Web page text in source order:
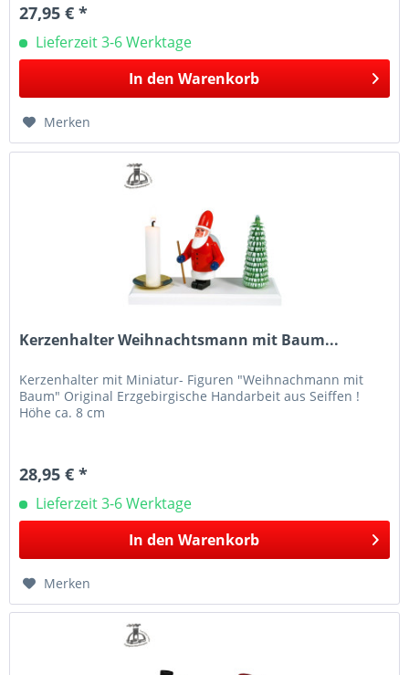
27,95 € *
Lieferzeit 3-6 Werktage
In den Warenkorb
Merken
Kerzenhalter Weihnachtsmann mit Baum...
Kerzenhalter mit Miniatur- Figuren "Weihnachmann mit
Baum" Original Erzgebirgische Handarbeit aus Seiffen !
Höhe ca. 8 cm
28,95 € *
Lieferzeit 3-6 Werktage
In den Warenkorb
Merken